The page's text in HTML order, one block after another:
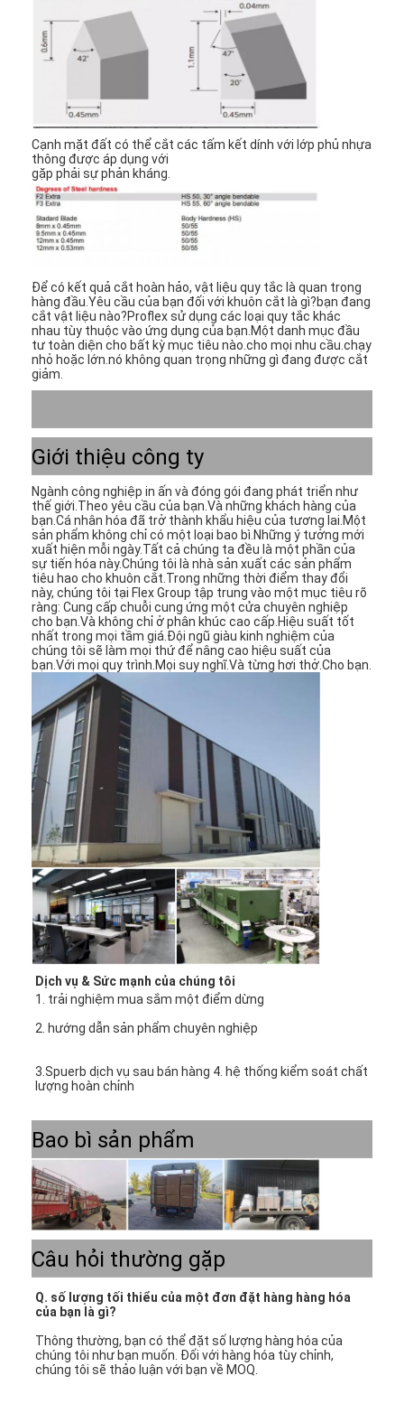
Máy đóng gói tự động
Cạnh mặt đất có thể cắt các tấm kết dính với lớp phủ nhựa
thông được áp dụng với
gặp phải sự phản kháng.
Để có kết quả cắt hoàn hảo, vật liệu quy tắc là quan trọng
hàng đầu.Yêu cầu của bạn đối với khuôn cắt là gì?bạn đang
cắt vật liệu nào?Proflex sử dụng các loại quy tắc khác
nhau tùy thuộc vào ứng dụng của bạn.Một danh mục đầu
tư toàn diện cho bất kỳ mục tiêu nào.cho mọi nhu cầu.chạy
nhỏ hoặc lớn.nó không quan trọng những gì đang được cắt
giảm.
Giới thiệu công ty
Ngành công nghiệp in ấn và đóng gói đang phát triển như
thế giới.Theo yêu cầu của bạn.Và những khách hàng của
bạn.Cá nhân hóa đã trở thành khẩu hiệu của tương lai.Một
sản phẩm không chỉ có một loại bao bì.Những ý tưởng mới
xuất hiện mỗi ngày.Tất cả chúng ta đều là một phần của
sự tiến hóa này.Chúng tôi là nhà sản xuất các sản phẩm
tiêu hao cho khuôn cắt.Trong những thời điểm thay đổi
này, chúng tôi tại Flex Group tập trung vào một mục tiêu rõ
ràng: Cung cấp chuỗi cung ứng một cửa chuyên nghiệp
cho bạn.Và không chỉ ở phân khúc cao cấp.Hiệu suất tốt
nhất trong mọi tầm giá.Đội ngũ giàu kinh nghiệm của
chúng tôi sẽ làm mọi thứ để nâng cao hiệu suất của
bạn.Với mọi quy trình.Mọi suy nghĩ.Và từng hơi thở.Cho bạn.
Dịch vụ & Sức mạnh của chúng tôi
1. trải nghiệm mua sắm một điểm dừng
2. hướng dẫn sản phẩm chuyên nghiệp
3.Spuerb dịch vụ sau bán hàng 4. hệ thống kiểm soát chất
lượng hoàn chỉnh
Bao bì sản phẩm
Câu hỏi thường gặp
Q. số lượng tối thiểu của một đơn đặt hàng hàng hóa
của bạn là gì?
Thông thường, bạn có thể đặt số lượng hàng hóa của
chúng tôi như bạn muốn. Đối với hàng hóa tùy chỉnh,
chúng tôi sẽ thảo luận với bạn về MOQ.